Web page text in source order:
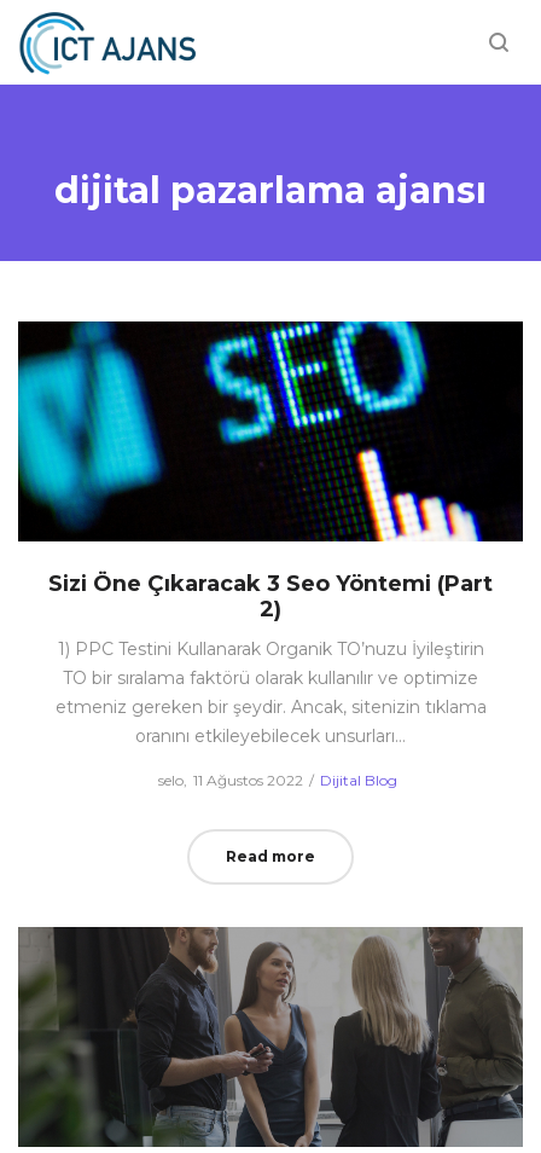
dijital pazarlama ajansı
Sizi Öne Çıkaracak 3 Seo Yöntemi (Part
2)
1) PPC Testini Kullanarak Organik TO’nuzu İyileştirin
TO bir sıralama faktörü olarak kullanılır ve optimize
etmeniz gereken bir şeydir. Ancak, sitenizin tıklama
oranını etkileyebilecek unsurları…
byselo Posted
11 Ağustos 2022
Posted
Dijital Blog
Read more